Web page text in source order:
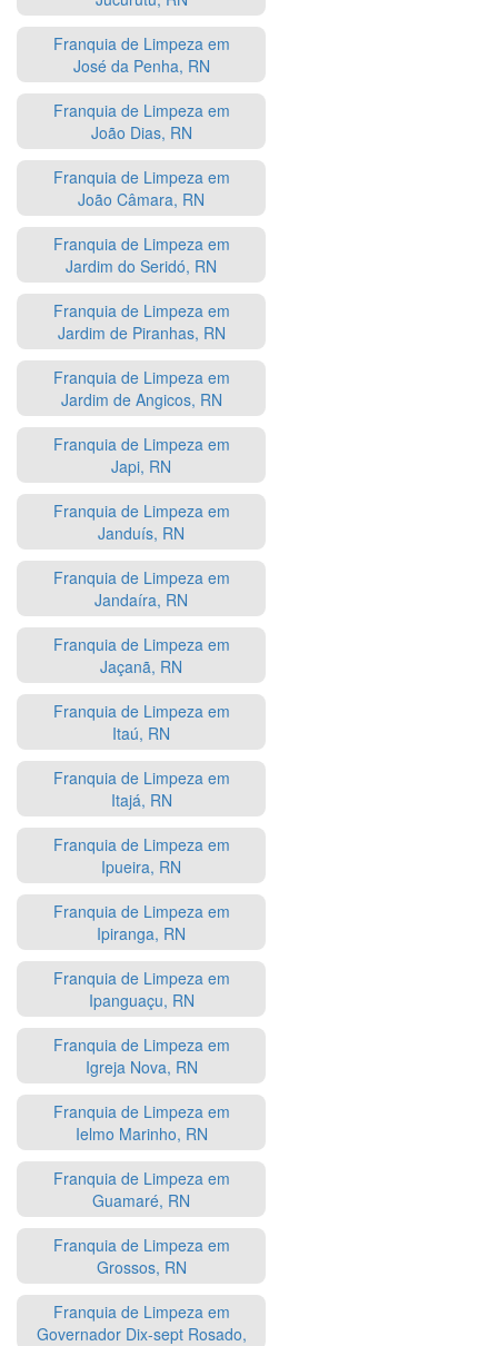
Franquia de Limpeza em
José da Penha, RN
Franquia de Limpeza em
João Dias, RN
Franquia de Limpeza em
João Câmara, RN
Franquia de Limpeza em
Jardim do Seridó, RN
Franquia de Limpeza em
Jardim de Piranhas, RN
Franquia de Limpeza em
Jardim de Angicos, RN
Franquia de Limpeza em
Japi, RN
Franquia de Limpeza em
Janduís, RN
Franquia de Limpeza em
Jandaíra, RN
Franquia de Limpeza em
Jaçanã, RN
Franquia de Limpeza em
Itaú, RN
Franquia de Limpeza em
Itajá, RN
Franquia de Limpeza em
Ipueira, RN
Franquia de Limpeza em
Ipiranga, RN
Franquia de Limpeza em
Ipanguaçu, RN
Franquia de Limpeza em
Igreja Nova, RN
Franquia de Limpeza em
Ielmo Marinho, RN
Franquia de Limpeza em
Guamaré, RN
Franquia de Limpeza em
Grossos, RN
Franquia de Limpeza em
Governador Dix-sept Rosado,